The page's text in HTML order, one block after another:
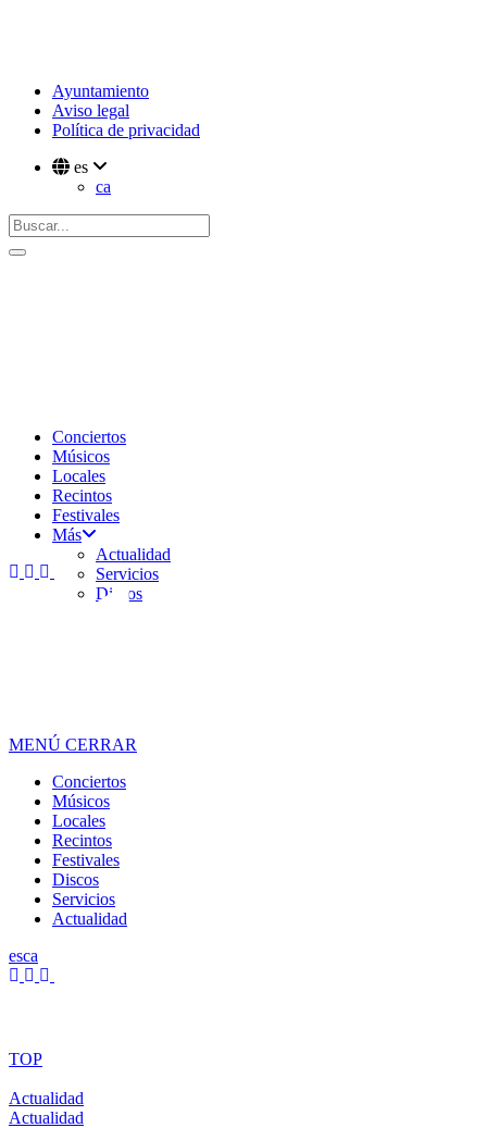
Ayuntamiento
Aviso legal
Política de privacidad
es
ca
Conciertos
Músicos
Locales
Recintos
Festivales
Más
Actualidad
Servicios
Discos
MENÚ CERRAR
Conciertos
Músicos
Locales
Recintos
Festivales
Discos
Servicios
Actualidad
esca
TOP
Actualidad
Actualidad